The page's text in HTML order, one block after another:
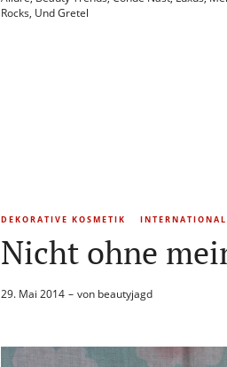
Rocks, Und Gretel
DEKORATIVE KOSMETIK INTERNATIONAL
Nicht ohne
29. Mai 2014 von beautyjagd